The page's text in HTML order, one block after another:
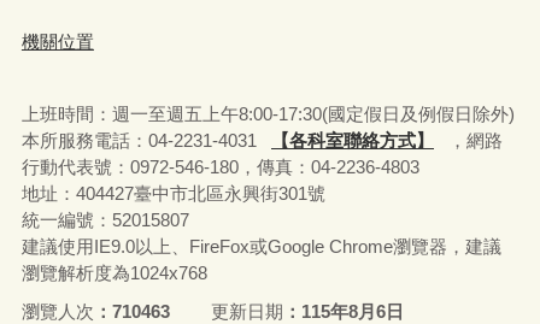
機關位置
上班時間：週一至週五上午8:00-17:30(國定假日及例假日除外)
本所服務電話：04-2231-4031
【各科室聯絡方式】
，網路
行動代表號：0972-546-180， 傳真：04-2236-4803
地址：404427臺中市北區永興街301號
統一編號：52015807
建議使用IE9.0以上、FireFox或Google Chrome瀏覽器，建議
瀏覽解析度為1024x768
瀏覽人次
710463 更新日期 115年8月6日